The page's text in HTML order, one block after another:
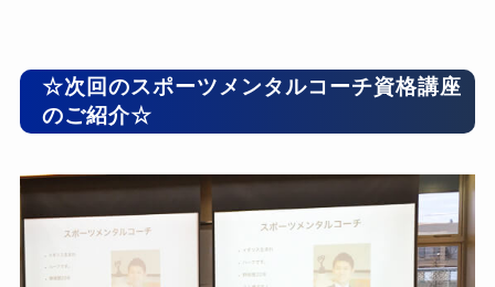
☆次回のスポーツメンタルコーチ資格講座
のご紹介☆